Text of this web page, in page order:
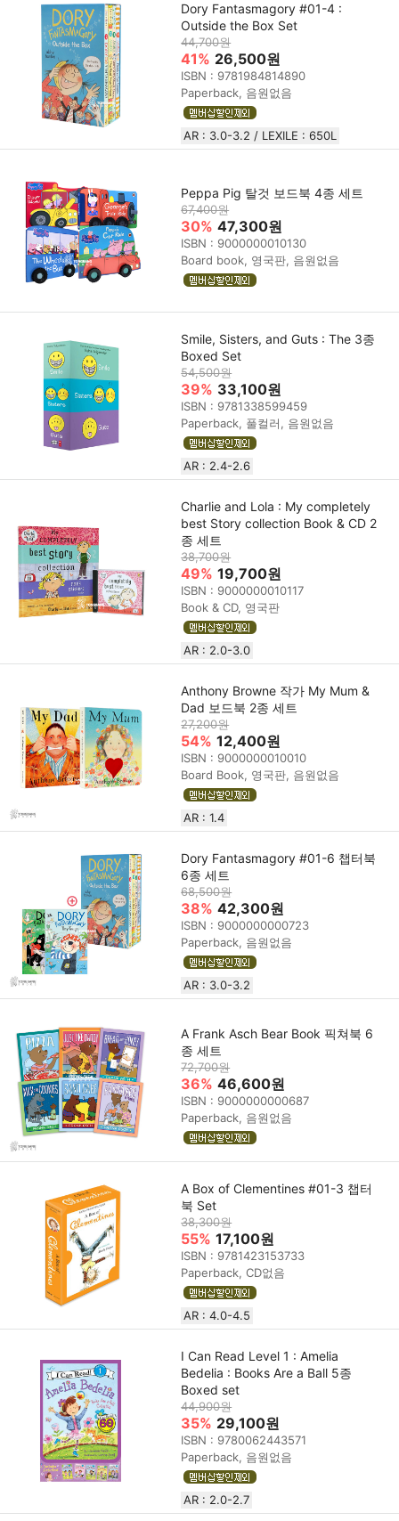
Dory Fantasmagory #01-4 :
Outside the Box Set
44,700원
41% 26,500원
ISBN : 9781984814890
Paperback, 음원없음
AR : 3.0-3.2 / LEXILE : 650L
Peppa Pig 탈것 보드북 4종 세트
67,400원
30% 47,300원
ISBN : 9000000010130
Board book, 영국판, 음원없음
Smile, Sisters, and Guts : The 3종
Boxed Set
54,500원
39% 33,100원
ISBN : 9781338599459
Paperback, 풀컬러, 음원없음
AR : 2.4-2.6
Charlie and Lola : My completely
best Story collection Book & CD 2
종 세트
38,700원
49% 19,700원
ISBN : 9000000010117
Book & CD, 영국판
AR : 2.0-3.0
Anthony Browne 작가 My Mum &
Dad 보드북 2종 세트
27,200원
54% 12,400원
ISBN : 9000000010010
Board Book, 영국판, 음원없음
AR : 1.4
Dory Fantasmagory #01-6 챕터북
6종 세트
68,500원
38% 42,300원
ISBN : 9000000000723
Paperback, 음원없음
AR : 3.0-3.2
A Frank Asch Bear Book 픽쳐북 6
종 세트
72,700원
36% 46,600원
ISBN : 9000000000687
Paperback, 음원없음
A Box of Clementines #01-3 챕터
북 Set
38,300원
55% 17,100원
ISBN : 9781423153733
Paperback, CD없음
AR : 4.0-4.5
I Can Read Level 1 : Amelia
Bedelia : Books Are a Ball 5종
Boxed set
44,900원
35% 29,100원
ISBN : 9780062443571
Paperback, 음원없음
AR : 2.0-2.7